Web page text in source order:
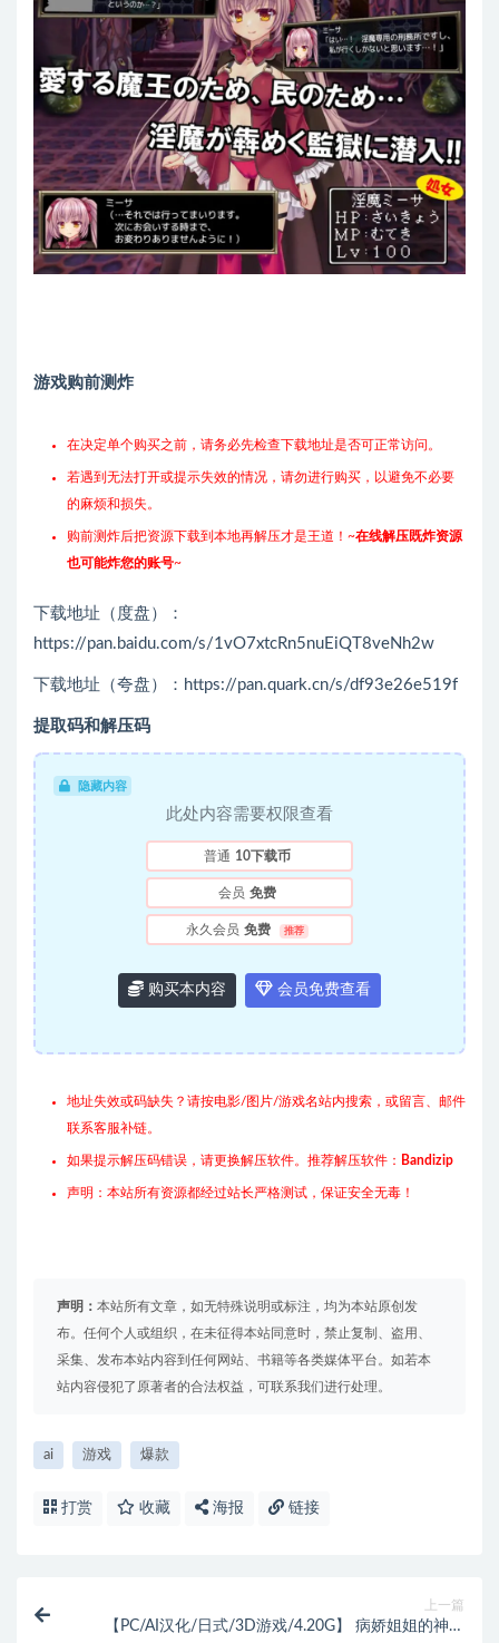
游戏购前测炸
在决定单个购买之前，请务必先检查下载地址是否可正常访问。
若遇到无法打开或提示失效的情况，请勿进行购买，以避免不必要
的麻烦和损失。
购前测炸后把资源下载到本地再解压才是王道！~在线解压既炸资源
也可能炸您的账号~
下载地址（度盘）：
https://pan.baidu.com/s/1vO7xtcRn5nuEiQT8veNh2w
下载地址（夸盘）：https://pan.quark.cn/s/df93e26e519f
提取码和解压码
隐藏内容
此处内容需要权限查看
普通 10下载币
会员 免费
永久会员 免费 推荐
购买本内容 会员免费查看
地址失效或码缺失？请按电影/图片/游戏名站内搜索，或留言、邮件
联系客服补链。
如果提示解压码错误，请更换解压软件。推荐解压软件： Bandizip
声明：本站所有资源都经过站长严格测试，保证安全无毒！
声明： 本站所有文章，如无特殊说明或标注，均为本站原创发
布。任何个人或组织，在未征得本站同意时，禁止复制、盗用、
采集、发布本站内容到任何网站、书籍等各类媒体平台。如若本
站内容侵犯了原著者的合法权益，可联系我们进行处理。
ai 游戏 爆款
打赏 收藏 海报 链接
上一篇
【PC/AI汉化/日式/3D游戏/4.20G】 病娇姐姐的神隐